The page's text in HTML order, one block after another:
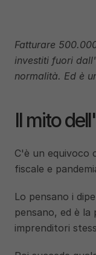
Fatturare
investiti fuori
normalità. Ed è
Il mito
C'è un equivoco
fiscale e
Lo pensano i
pensano, ed è
imprenditori